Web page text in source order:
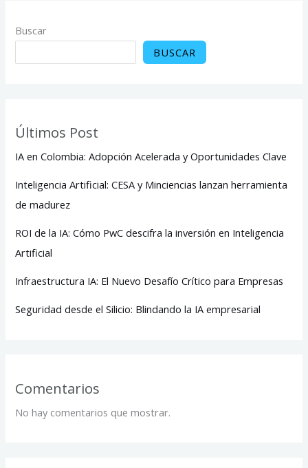
a
Medida
Buscar
BUSCAR
Últimos Post
IA en Colombia: Adopción Acelerada y Oportunidades Clave
Inteligencia Artificial: CESA y Minciencias lanzan herramienta
de madurez
ROI de la IA: Cómo PwC descifra la inversión en Inteligencia
Artificial
Infraestructura IA: El Nuevo Desafío Crítico para Empresas
Seguridad desde el Silicio: Blindando la IA empresarial
Comentarios
No hay comentarios que mostrar.